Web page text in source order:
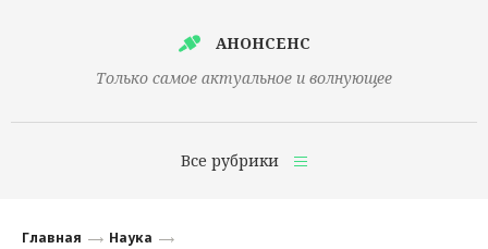
АНОНСЕНС
Только самое актуальное и волнующее
Все рубрики
Главная
Наука